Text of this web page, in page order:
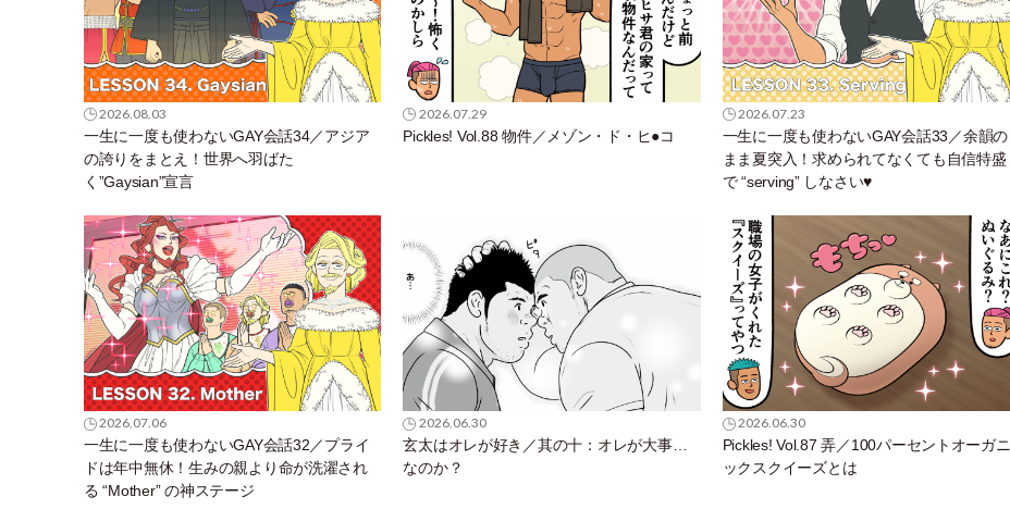
2026.08.03
一生に一度も使わないGAY会話34／アジア
の誇りをまとえ！世界へ羽ばた
く”Gaysian”宣言
2026.07.29
Pickles! Vol.88 物件／メゾン・ド・ヒ●コ
2026.07.23
一生に一度も使わないGAY会話33／余韻の
まま夏突入！求められてなくても自信特盛
で “serving” しなさい♥
2026.07.06
一生に一度も使わないGAY会話32／プライ
ドは年中無休！生みの親より命が洗濯され
る “Mother” の神ステージ
2026.06.30
玄太はオレが好き／其の十：オレが大事…
なのか？
2026.06.30
Pickles! Vol.87 弄／100パーセントオーガニ
ックスクイーズとは